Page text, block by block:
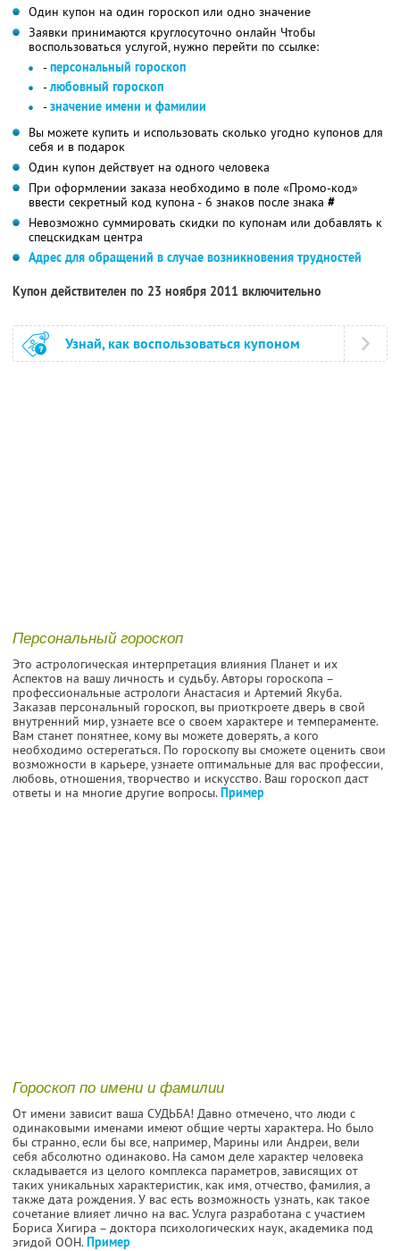
Один купон на один гороскоп или одно значение
Заявки принимаются круглосуточно онлайн Чтобы
воспользоваться услугой, нужно перейти по ссылке:
-персональный гороскоп
-любовный гороскоп
-значение имени и фамилии
Вы можете купить и использовать сколько угодно купонов для
себя и в подарок
Один купон действует на одного человека
При оформлении заказа необходимо в поле «Промо-код»
ввести секретный код купона - 6 знаков после знака #
Невозможно суммировать скидки по купонам или добавлять к
спецскидкам центра
Адрес для обращений в случае возникновения трудностей
Купон действителен по 23 ноября 2011 включительно
Узнай, как воспользоваться купоном
Персональный гороскоп
Это астрологическая интерпретация влияния Планет и их
Аспектов на вашу личность и судьбу. Авторы гороскопа –
профессиональные астрологи Анастасия и Артемий Якуба.
Заказав персональный гороскоп, вы приоткроете дверь в свой
внутренний мир, узнаете все о своем характере и темпераменте.
Вам станет понятнее, кому вы можете доверять, а кого
необходимо остерегаться. По гороскопу вы сможете оценить свои
возможности в карьере, узнаете оптимальные для вас профессии,
любовь, отношения, творчество и искусство. Ваш гороскоп даст
ответы и на многие другие вопросы.Пример
Гороскоп по имени и фамилии
От имени зависит ваша СУДЬБА! Давно отмечено, что люди с
одинаковыми именами имеют общие черты характера. Но было
бы странно, если бы все, например, Марины или Андреи, вели
себя абсолютно одинаково. На самом деле характер человека
складывается из целого комплекса параметров, зависящих от
таких уникальных характеристик, как имя, отчество, фамилия, а
также дата рождения. У вас есть возможность узнать, как такое
сочетание влияет лично на вас. Услуга разработана с участием
Бориса Хигира – доктора психологических наук, академика под
эгидой ООН.Пример